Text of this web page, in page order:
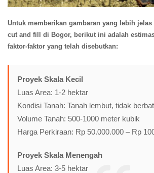
Untuk memberikan gambaran yang lebih
cut and fill di Bogor, berikut ini adalah
faktor-faktor yang telah disebutkan:
Proyek Skala Kecil
Luas Area: 1-2 hektar
Kondisi Tanah: Tanah lembut, tidak
Volume Tanah: 500-1000 meter kubik
Harga Perkiraan: Rp 50.000.000 – Rp
Proyek Skala Menengah
Luas Area: 3-5 hektar